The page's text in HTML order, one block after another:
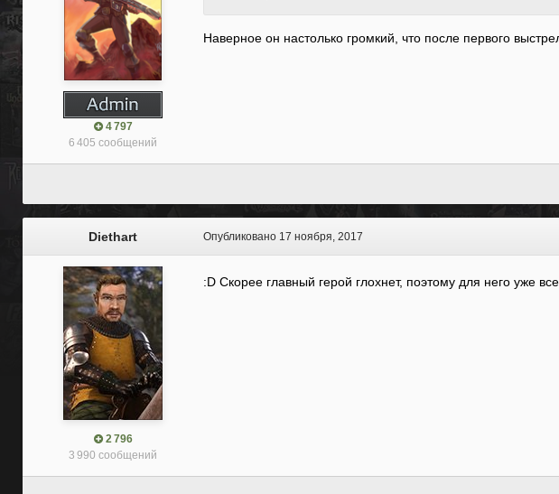
4 797
6 405 сообщений
Наверное он настолько громкий, что после первого
Diethart
2 796
3 990 сообщений
Опубликовано 17 ноября, 2017
:D Скорее главный герой глохнет, поэтому для него уже